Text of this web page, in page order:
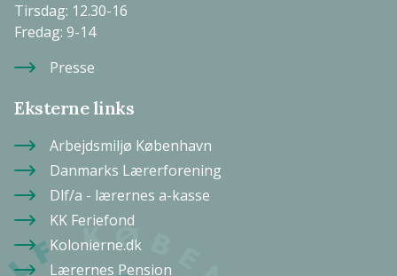
Tirsdag: 12.30-16
Fredag: 9-14
Presse
Eksterne links
Arbejdsmiljø København
Danmarks Lærerforening
Dlf/a - lærernes a-kasse
KK Feriefond
Kolonierne.dk
Lærernes Pension